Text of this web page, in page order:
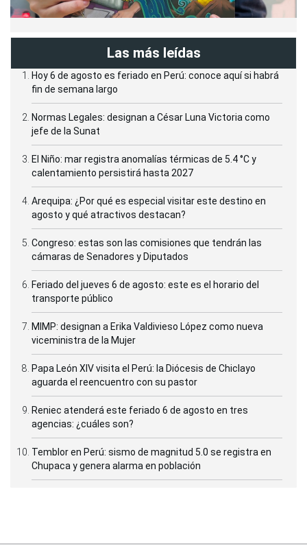
Las más leídas
Hoy 6 de agosto es feriado en Perú: conoce aquí si habrá
fin de semana largo
Normas Legales: designan a César Luna Victoria como
jefe de la Sunat
El Niño: mar registra anomalías térmicas de 5.4 °C y
calentamiento persistirá hasta 2027
Arequipa: ¿Por qué es especial visitar este destino en
agosto y qué atractivos destacan?
Congreso: estas son las comisiones que tendrán las
cámaras de Senadores y Diputados
Feriado del jueves 6 de agosto: este es el horario del
transporte público
MIMP: designan a Erika Valdivieso López como nueva
viceministra de la Mujer
Papa León XIV visita el Perú: la Diócesis de Chiclayo
aguarda el reencuentro con su pastor
Reniec atenderá este feriado 6 de agosto en tres
agencias: ¿cuáles son?
Temblor en Perú: sismo de magnitud 5.0 se registra en
Chupaca y genera alarma en población